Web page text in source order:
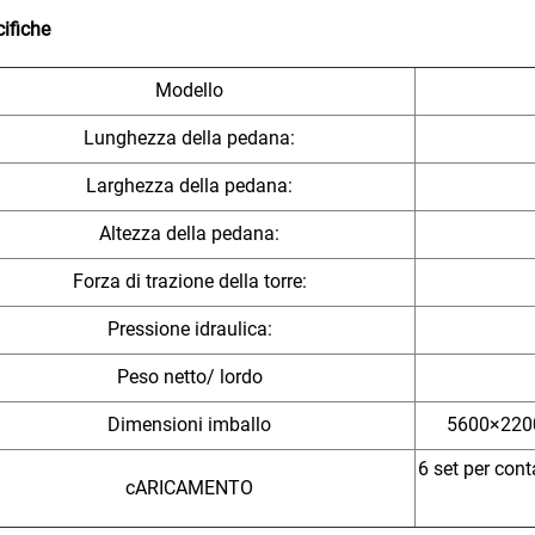
Modello
Lunghezza della pedana:
Larghezza della pedana:
Altezza della pedana:
Forza di trazione della torre:
Pressione idraulica:
Peso netto/ lordo
Dimensioni imballo
cARICAMENTO
6 set per